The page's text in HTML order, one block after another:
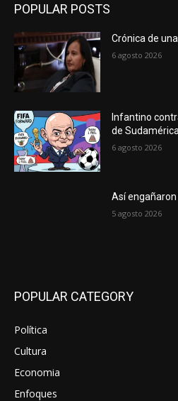
POPULAR POSTS
Crónica de
6 agosto 2026
Infantino
de
6 agosto 2026
Así
5 agosto 2026
POPULAR CATEGORY
Política
Cultura
Economia
Enfoques